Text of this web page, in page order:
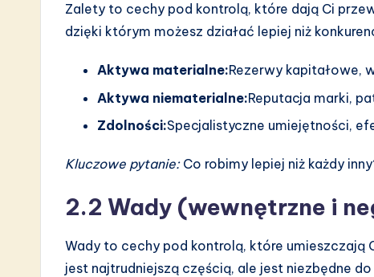
Zalety to cechy pod kontrolą, które dają Ci
dzięki którym możesz działać lepiej niż
Aktywa materialne:Rezerwy kapitałowe,
Aktywa niematerialne:Reputacja marki,
Zdolności:Specjalistyczne umiejętności,
Kluczowe pytanie:Co robimy lepiej niż każdy
2.2 Wady (wewnętrzne i
Wady to cechy pod kontrolą, które umieszczają
jest najtrudniejszą częścią, ale jest niezbędne